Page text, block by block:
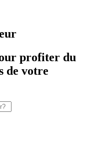
profiter du
de votre